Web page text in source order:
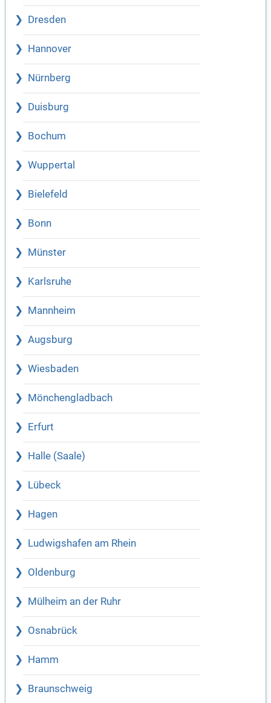
Dresden
Hannover
Nürnberg
Duisburg
Bochum
Wuppertal
Bielefeld
Bonn
Münster
Karlsruhe
Mannheim
Augsburg
Wiesbaden
Mönchengladbach
Erfurt
Halle (Saale)
Lübeck
Hagen
Ludwigshafen am Rhein
Oldenburg
Mülheim an der Ruhr
Osnabrück
Hamm
Braunschweig